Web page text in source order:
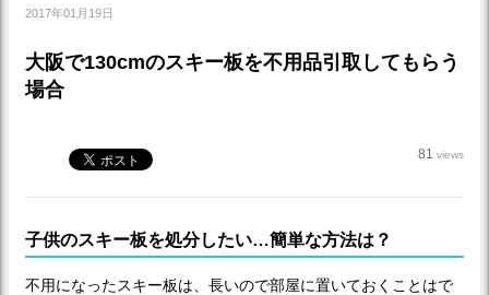
2017年01月19日
大阪で130cmのスキー板を不用品引取してもらう
場合
81 views
子供のスキー板を処分したい…簡単な方法は？
不用になったスキー板は、長いので部屋に置いておくことはで